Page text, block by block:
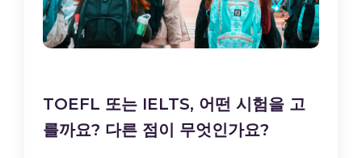
TOEFL 또는 IELTS, 어떤 시험을 고
를까요? 다른 점이 무엇인가요?